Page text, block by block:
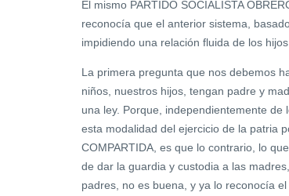
El mismo PARTIDO SOCIALISTA
reconocía que el anterior sistema,
impidiendo una relación fluida de los
La primera pregunta que nos debemos
niños, nuestros hijos, tengan padre y
una ley. Porque, independientemente
esta modalidad del ejercicio de la patria
COMPARTIDA, es que lo contrario, lo
de dar la guardia y custodia a las
padres, no es buena, y ya lo reconocía